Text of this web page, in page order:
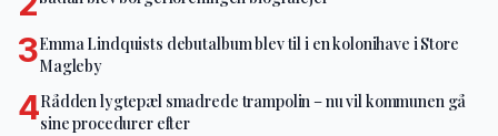
3Emma Lindquists debutalbum blev til i en kolonihave i Store
Magleby
4Rådden lygtepæl smadrede trampolin – nu vil kommunen gå
sine procedurer efter